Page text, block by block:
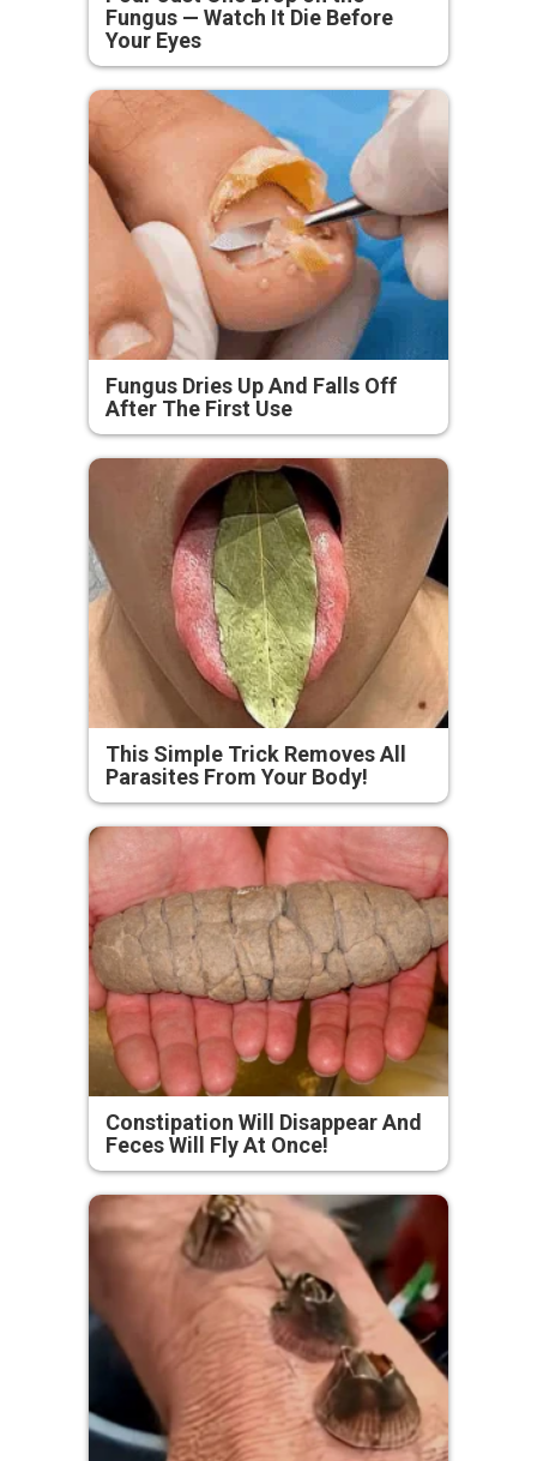
Fungus — Watch It Die Before
Your Eyes
Fungus Dries Up And Falls Off
After The First Use
This Simple Trick Removes All
Parasites From Your Body!
Constipation Will Disappear And
Feces Will Fly At Once!